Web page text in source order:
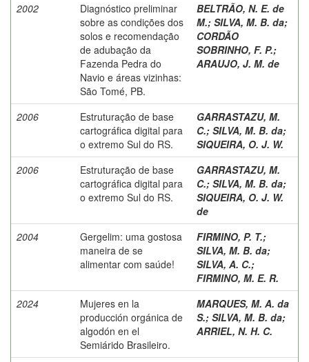
2002
Diagnóstico preliminar
sobre as condições dos
solos e recomendação
de adubação da
Fazenda Pedra do
Navio e áreas vizinhas:
São Tomé, PB.
BELTRÃO, N. E. de
M.; SILVA, M. B. da;
CORDÃO
SOBRINHO, F. P.;
ARAUJO, J. M. de
2006
Estruturação de base
cartográfica digital para
o extremo Sul do RS.
GARRASTAZU, M.
C.; SILVA, M. B. da;
SIQUEIRA, O. J. W.
2006
Estruturação de base
cartográfica digital para
o extremo Sul do RS.
GARRASTAZU, M.
C.; SILVA, M. B. da;
SIQUEIRA, O. J. W.
de
2004
Gergelim: uma gostosa
maneira de se
alimentar com saúde!
FIRMINO, P. T.;
SILVA, M. B. da;
SILVA, A. C.;
FIRMINO, M. E. R.
2024
Mujeres en la
producción orgánica de
algodón en el
Semiárido Brasileiro.
MARQUES, M. A. da
S.; SILVA, M. B. da;
ARRIEL, N. H. C.